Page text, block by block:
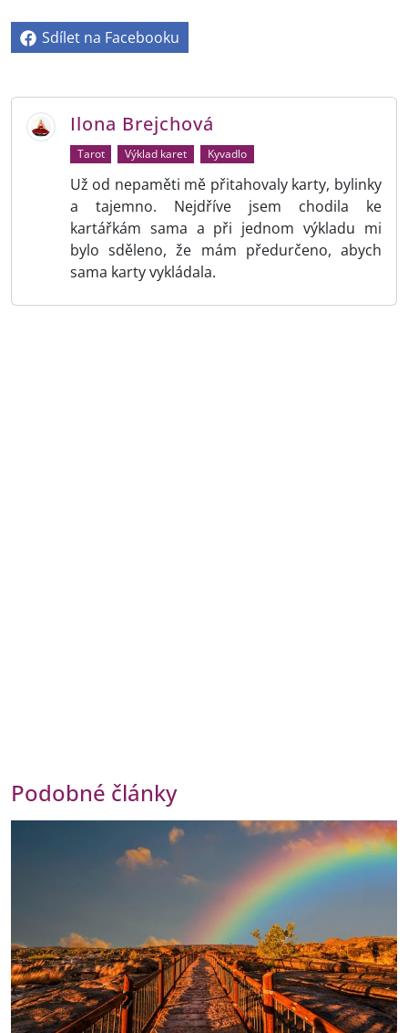
Sdílet na Facebooku
Ilona Brejchová
Tarot Výklad karet Kyvadlo
Už od nepaměti mě přitahovaly karty, bylinky
a tajemno. Nejdříve jsem chodila ke
kartářkám sama a při jednom výkladu mi
bylo sděleno, že mám předurčeno, abych
sama karty vykládala.
Podobné články